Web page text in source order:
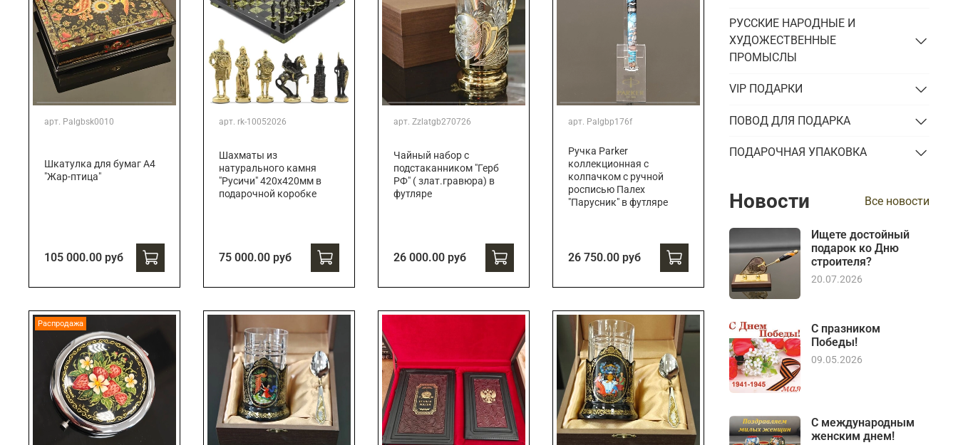
арт. Palgbsk0010
Шкатулка для бумаг А4
"Жар-птица"
105 000.00 руб
арт. rk-10052026
Шахматы из
натурального камня
"Русичи" 420х420мм в
подарочной коробке
75 000.00 руб
арт. Zzlatgb270726
Чайный набор с
подстаканником "Герб
РФ" ( злат.гравюра) в
футляре
26 000.00 руб
арт. Palgbp176f
Ручка Parker
коллекционная с
колпачком с ручной
росписью Палех
"Парусник" в футляре
26 750.00 руб
Распродажа
РУССКИЕ НАРОДНЫЕ И
ХУДОЖЕСТВЕННЫЕ
ПРОМЫСЛЫ
VIP ПОДАРКИ
ПОВОД ДЛЯ ПОДАРКА
ПОДАРОЧНАЯ УПАКОВКА
Новости Все новости
Ищете достойный
подарок ко Дню
строителя?
20.07.2026
С празником
Победы!
09.05.2026
С международным
женским днем!